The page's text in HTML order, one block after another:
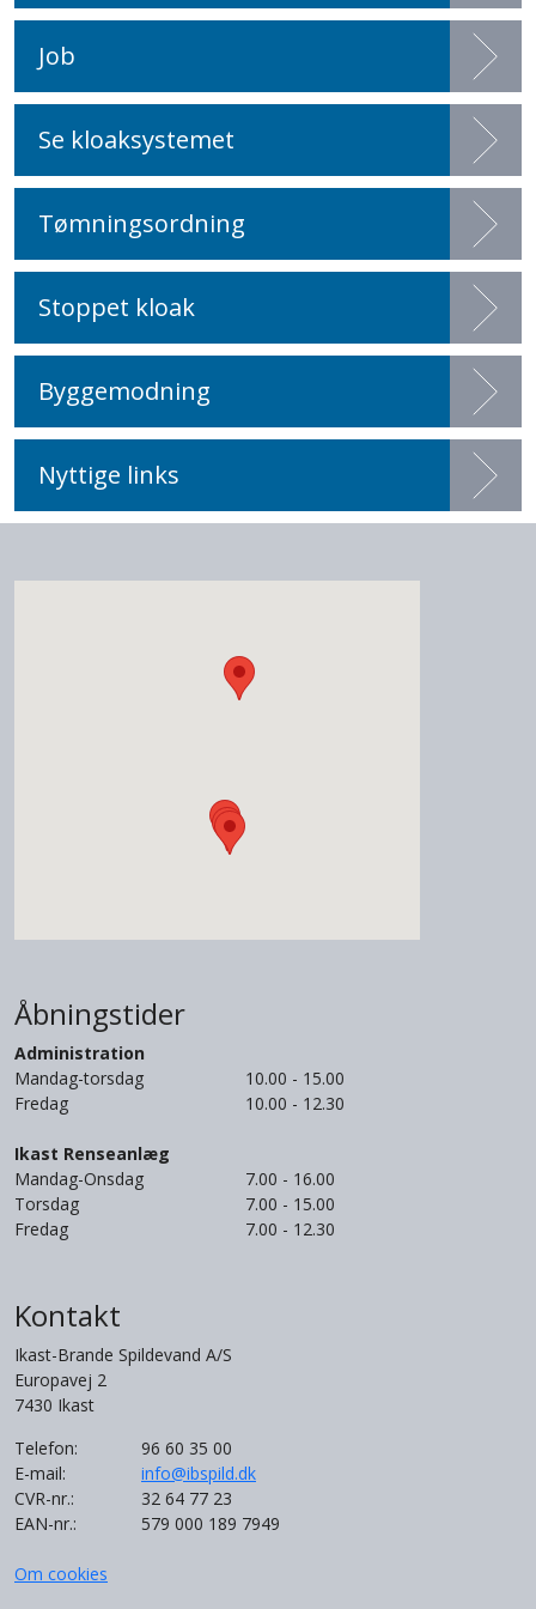
Job
Se kloaksystemet
Tømningsordning
Stoppet kloak
Byggemodning
Nyttige links
Åbningstider
Administration
Mandag-torsdag
10.00 - 15.00
Fredag
10.00 - 12.30
Ikast Renseanlæg
Mandag-Onsdag
7.00 - 16.00
Torsdag
7.00 - 15.00
Fredag
7.00 - 12.30
Kontakt
Ikast-Brande Spildevand A/S
Europavej 2
7430 Ikast
Telefon:
96 60 35 00
E-mail:
info@ibspild.dk
CVR-nr.:
32 64 77 23
EAN-nr.:
579 000 189 7949
Om cookies